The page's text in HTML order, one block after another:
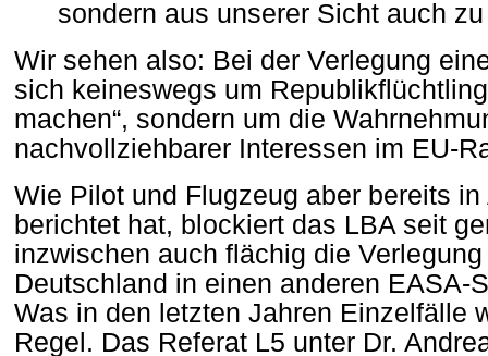
sondern aus unserer Sicht auch
Wir sehen also: Bei der Verlegung
sich keineswegs um
machen“, sondern um die
nachvollziehbarer Interessen im EU-
Wie Pilot und Flugzeug aber bereits
berichtet hat, blockiert das LBA seit
inzwischen auch flächig die
Deutschland in einen anderen EASA-
Was in den letzten Jahren Einzelfälle
Regel. Das Referat L5 unter Dr.